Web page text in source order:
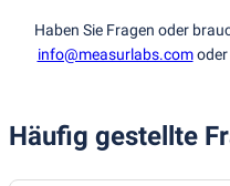
Haben Sie Fragen oder
info@measurlabs.comoder
Häufig gestellte